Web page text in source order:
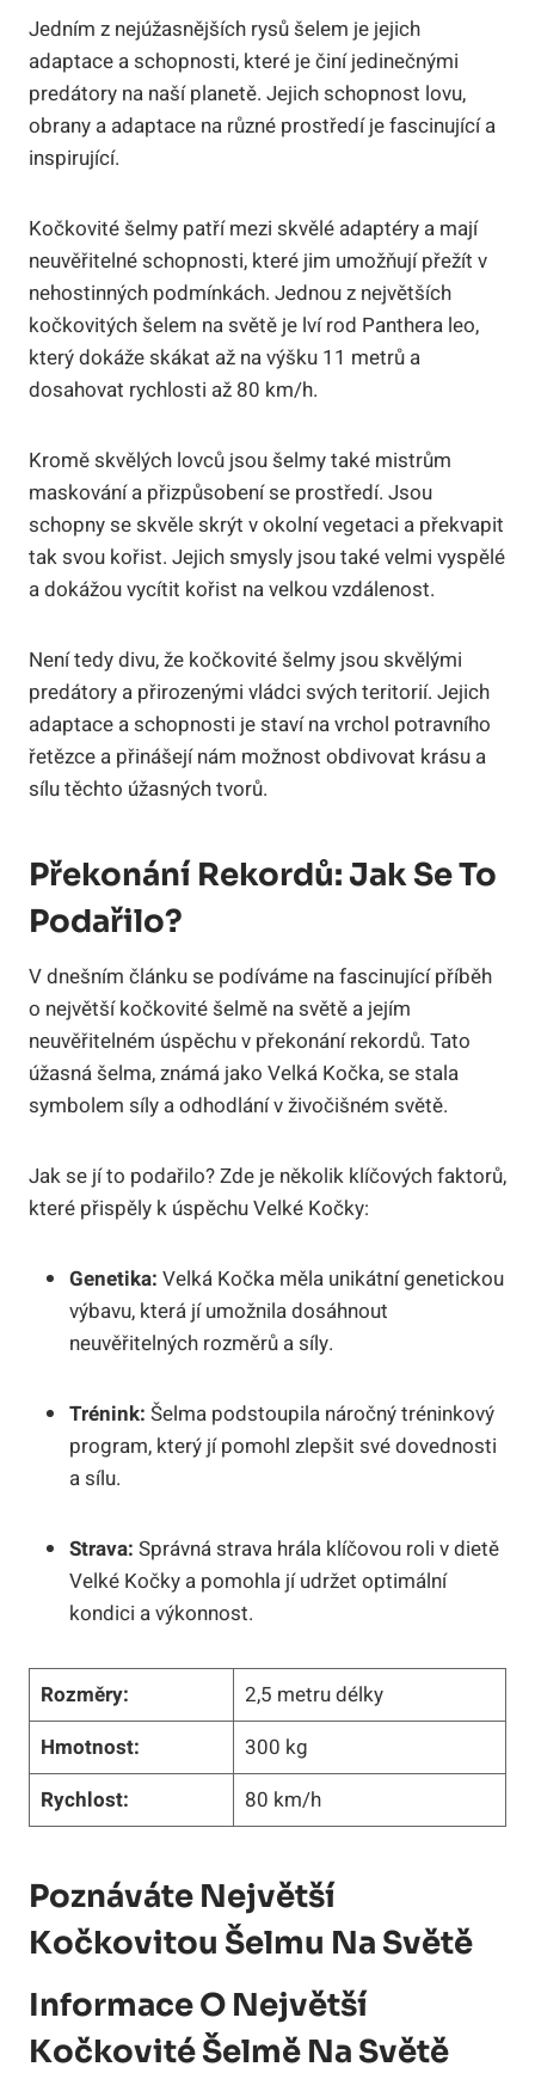
Jedním z nejúžasnějších rysů šelem je jejich
adaptace a schopnosti, které je činí jedinečnými
predátory na naší planetě. Jejich schopnost lovu,
obrany a adaptace na různé prostředí je fascinující a
inspirující.
Kočkovité šelmy patří mezi skvělé adaptéry a mají
neuvěřitelné schopnosti, které jim umožňují přežít v
nehostinných podmínkách. Jednou z největších
kočkovitých šelem na světě je lví rod Panthera leo,
který dokáže skákat až na výšku 11 metrů a
dosahovat rychlosti až 80 km/h.
Kromě skvělých lovců jsou šelmy také mistrům
maskování a přizpůsobení se prostředí. Jsou
schopny se skvěle skrýt v okolní vegetaci a překvapit
tak svou kořist. Jejich smysly jsou také velmi vyspělé
a dokážou vycítit kořist na velkou vzdálenost.
Není tedy divu, že kočkovité šelmy jsou skvělými
predátory a přirozenými vládci svých teritorií. Jejich
adaptace a schopnosti je staví na vrchol potravního
řetězce a přinášejí nám možnost obdivovat krásu a
sílu těchto úžasných tvorů.
Překonání Rekordů: Jak Se To
Podařilo?
V dnešním článku se podíváme na fascinující příběh
o největší kočkovité šelmě na světě a jejím
neuvěřitelném úspěchu v překonání rekordů. Tato
úžasná šelma, známá jako Velká Kočka, se stala
symbolem síly a odhodlání v živočišném světě.
Jak se jí to podařilo? Zde je několik klíčových faktorů,
které přispěly k úspěchu Velké Kočky:
Genetika: Velká Kočka měla unikátní genetickou
výbavu, která jí umožnila dosáhnout
neuvěřitelných rozměrů a síly.
Trénink: Šelma podstoupila náročný tréninkový
program, který jí pomohl zlepšit své dovednosti
a sílu.
Strava: Správná strava hrála klíčovou roli v dietě
Velké Kočky a pomohla jí udržet optimální
kondici a výkonnost.
Rozměry:
2,5 metru délky
Hmotnost:
300 kg
Rychlost:
80 km/h
Poznáváte Největší
Kočkovitou Šelmu Na Světě
Informace O Největší
Kočkovité Šelmě Na Světě